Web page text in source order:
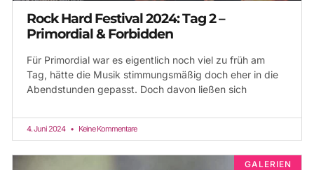
Rock Hard Festival 2024: Tag 2 –
Primordial & Forbidden
Für Primordial war es eigentlich noch viel zu früh am
Tag, hätte die Musik stimmungsmäßig doch eher in die
Abendstunden gepasst. Doch davon ließen sich
4. Juni 2024 Keine Kommentare
GALERIEN